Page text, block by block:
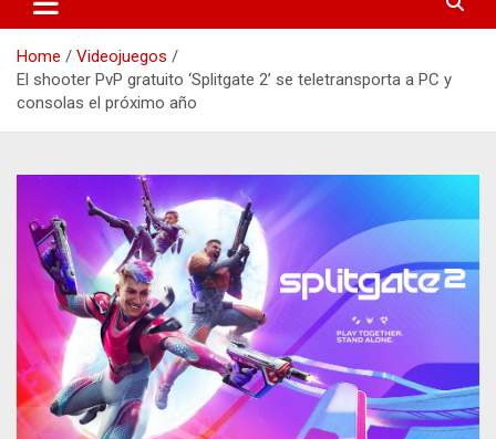
Home
Videojuegos
El shooter PvP gratuito ‘Splitgate 2’ se teletransporta a PC y
consolas el próximo año